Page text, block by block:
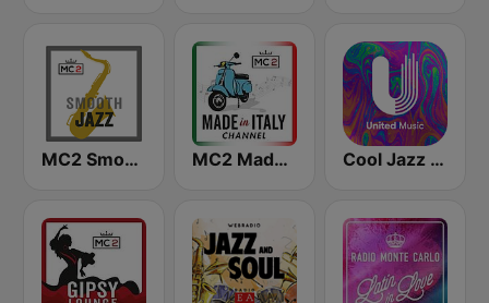
MC2 Smooth Jazz Channel MC2 Made In Italy Channel Cool Jazz Hits - United Music